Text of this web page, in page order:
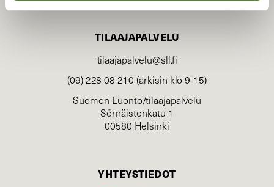
TILAAJAPALVELU
tilaajapalvelu@sll.fi
(09) 228 08 210 (arkisin klo 9-15)
Suomen Luonto/tilaajapalvelu
Sörnäistenkatu 1
00580 Helsinki
YHTEYSTIEDOT